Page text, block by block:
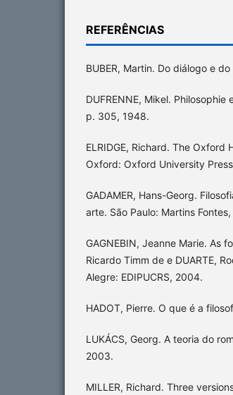
REFERÊNCIAS
BUBER, Martin. Do diálogo e
DUFRENNE, Mikel. Philosophie
p. 305, 1948.
ELRIDGE, Richard. The
Oxford: Oxford University
GADAMER, Hans-Georg.
arte. São Paulo: Martins
GAGNEBIN, Jeanne Marie. As
Ricardo Timm de e DUARTE,
Alegre: EDIPUCRS, 2004.
HADOT, Pierre. O que é a
LUKÁCS, Georg. A teoria do
2003.
MILLER, Richard. Three